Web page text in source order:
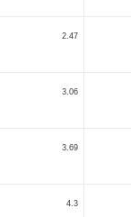
2.47
3.06
3.69
4.3